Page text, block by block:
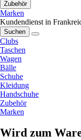
Zubehör
Marken
Kundendienst in
Suchen
Clubs
Taschen
Wagen
Bälle
Schuhe
Kleidung
Handschuhe
Zubehör
Marken
Wird zum